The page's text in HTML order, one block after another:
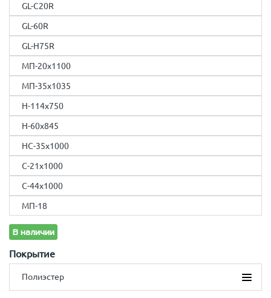
GL-С20R
GL-60R
GL-H75R
МП-20x1100
МП-35x1035
H-114x750
Н-60x845
НС-35x1000
С-21x1000
С-44x1000
МП-18
В наличии
Покрытие
Полиэстер